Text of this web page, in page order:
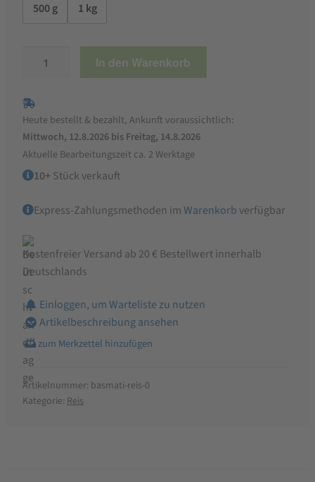
500 g
1 kg
In den Warenkorb
Heute bestellt & bezahlt, Ankunft voraussichtlich:
Mittwoch, 12.8.2026 bis Freitag, 14.8.2026
Aktuelle Bearbeitungszeit ca. 2 Werktage
10+Stück verkauft
Express-Zahlungsmethoden imWarenkorb verfügbar
Kostenfreier Versand ab 20 € Bestellwert innerhalb
Deutschlands
Einloggen, um Warteliste zu nutzen
Artikelbeschreibung ansehen
Artikelnummer: basmati-reis-0
Kategorie: Reis